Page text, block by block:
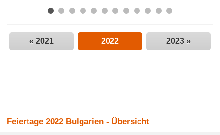
« 2021 2022 2023 »
Feiertage 2022 Bulgarien - Übersicht